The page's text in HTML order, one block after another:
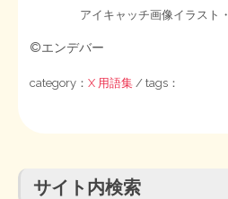
アイキャッチ画像イラスト・
©エンデバー
category：X 用語集 / tags：
サイト内検索